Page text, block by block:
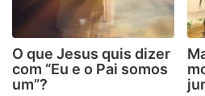
O que Jesus quis dizer
com “Eu e o Pai somos
um”?